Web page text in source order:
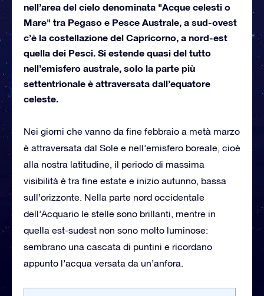
nell’area del cielo denominata "Acque celesti o
Mare" tra Pegaso e Pesce Australe, a sud-ovest
c’è la costellazione del Capricorno, a nord-est
quella dei Pesci. Si estende quasi del tutto
nell’emisfero australe, solo la parte più
settentrionale è attraversata dall’equatore
celeste.
Nei giorni che vanno da fine febbraio a metà marzo
è attraversata dal Sole e nell’emisfero boreale, cioè
alla nostra latitudine, il periodo di massima
visibilità è tra fine estate e inizio autunno, bassa
sull’orizzonte. Nella parte nord occidentale
dell’Acquario le stelle sono brillanti, mentre in
quella est-sudest non sono molto luminose:
sembrano una cascata di puntini e ricordano
appunto l’acqua versata da un’anfora.